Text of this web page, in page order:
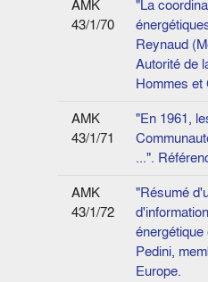
AMK
43/1/70
"La
Reynaud
Autorité de
Hommes et
AMK
43/1/71
"En 1961,
...".
AMK
43/1/72
"Résumé
Pedini,
Europe.